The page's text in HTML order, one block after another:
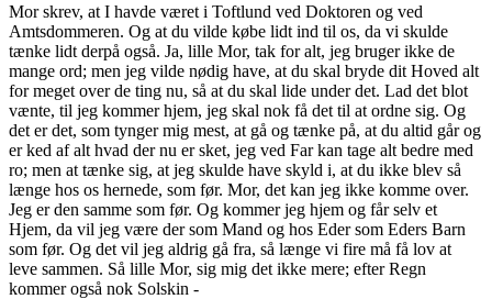
Mor skrev, at I havde været i Toftlund ved Doktoren og ved
Amtsdommeren. Og at du vilde købe lidt ind til os, da vi skulde
tænke lidt derpå også. Ja, lille Mor, tak for alt, jeg bruger ikke de
mange ord; men jeg vilde nødig have, at du skal bryde dit Hoved alt
for meget over de ting nu, så at du skal lide under det. Lad det blot
vænte, til jeg kommer hjem, jeg skal nok få det til at ordne sig. Og
det er det, som tynger mig mest, at gå og tænke på, at du altid går og
er ked af alt hvad der nu er sket, jeg ved Far kan tage alt bedre med
ro; men at tænke sig, at jeg skulde have skyld i, at du ikke blev så
længe hos os hernede, som før. Mor, det kan jeg ikke komme over.
Jeg er den samme som før. Og kommer jeg hjem og får selv et
Hjem, da vil jeg være der som Mand og hos Eder som Eders Barn
som før. Og det vil jeg aldrig gå fra, så længe vi fire må få lov at
leve sammen. Så lille Mor, sig mig det ikke mere; efter Regn
kommer også nok Solskin -